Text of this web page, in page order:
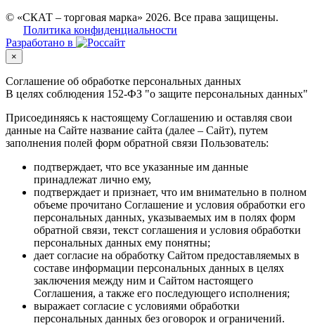
© «СКАТ – торговая марка» 2026. Все права защищены.
Политика конфиденциальности
Разработано в
×
Соглашение об обработке персональных данных
В целях соблюдения 152-ФЗ "о защите персональных данных"
Присоединяясь к настоящему Соглашению и оставляя свои
данные на Сайте название сайта (далее – Сайт), путем
заполнения полей форм обратной связи Пользователь:
подтверждает, что все указанные им данные
принадлежат лично ему,
подтверждает и признает, что им внимательно в полном
объеме прочитано Соглашение и условия обработки его
персональных данных, указываемых им в полях форм
обратной связи, текст соглашения и условия обработки
персональных данных ему понятны;
дает согласие на обработку Сайтом предоставляемых в
составе информации персональных данных в целях
заключения между ним и Сайтом настоящего
Соглашения, а также его последующего исполнения;
выражает согласие с условиями обработки
персональных данных без оговорок и ограничений.